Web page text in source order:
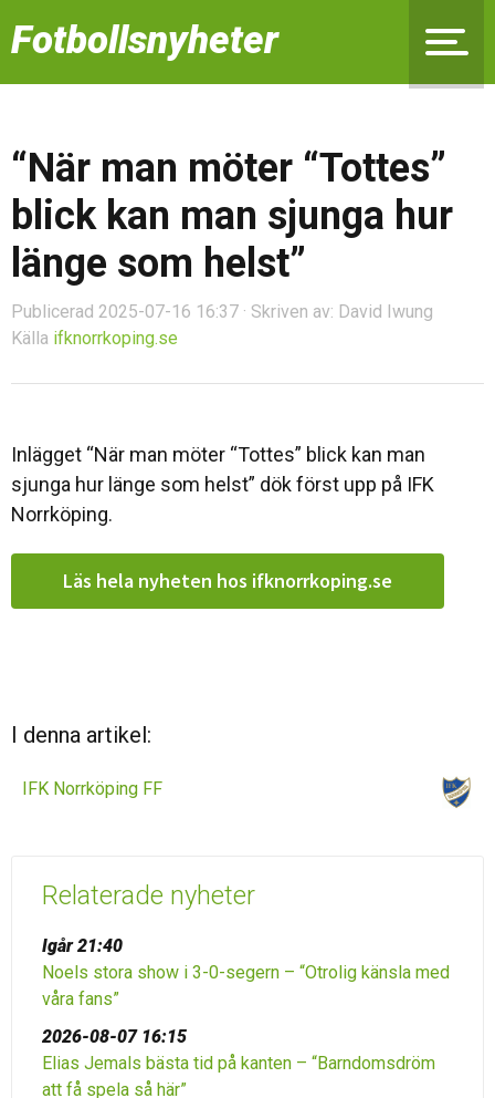
Fotbollsnyheter
“När man möter “Tottes”
blick kan man sjunga hur
länge som helst”
Publicerad 2025-07-16 16:37 · Skriven av: David Iwung
Källa ifknorrkoping.se
Inlägget “När man möter “Tottes” blick kan man
sjunga hur länge som helst” dök först upp på IFK
Norrköping.
Läs hela nyheten hos ifknorrkoping.se
I denna artikel:
IFK Norrköping FF
Relaterade nyheter
Igår 21:40
Noels stora show i 3-0-segern – “Otrolig känsla med
våra fans”
2026-08-07 16:15
Elias Jemals bästa tid på kanten – “Barndomsdröm
att få spela så här”